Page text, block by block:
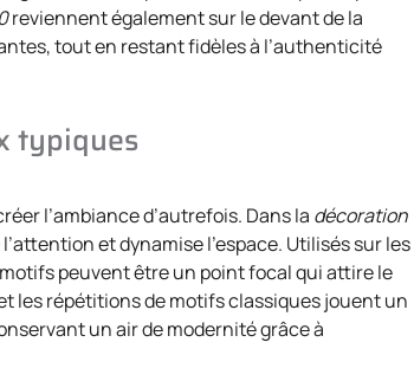
reviennent également sur le devant de la
tout en restant fidèles à l’authenticité
typiques
l’ambiance d’autrefois. Dans la décoration
et dynamise l’espace. Utilisés sur les
peuvent être un point focal qui attire le
les répétitions de motifs classiques jouent un
un air de modernité grâce à